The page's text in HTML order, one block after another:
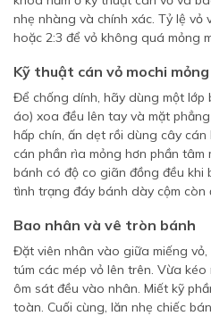
nhẹ nhàng và chính xác. Tỷ lệ
hoặc 2:3 để vỏ không quá mỏng
Kỹ thuật cán vỏ mochi mỏng
Để chống dính, hãy dùng một
áo) xoa đều lên tay và mặt
hấp chín, ấn dẹt rồi dùng cây
cán phần rìa mỏng hơn phần
bánh có độ co giãn đồng đều khi
tình trạng đáy bánh dày cộm còn
Bao nhân và vê tròn bánh
Đặt viên nhân vào giữa miếng
túm các mép vỏ lên trên. Vừa
ôm sát đều vào nhân. Miết kỹ
toàn. Cuối cùng, lăn nhẹ chiếc